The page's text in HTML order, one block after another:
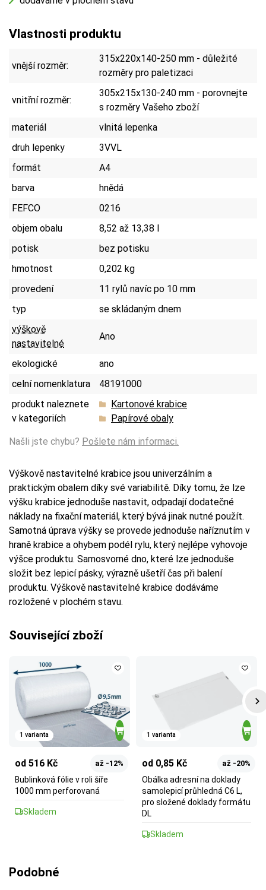
Vlastnosti produktu
vnější rozměr:
315x220x140-250 mm - důležité
rozměry pro paletizaci
vnitřní rozměr:
305x215x130-240 mm - porovnejte
s rozměry Vašeho zboží
materiál
vlnitá lepenka
druh lepenky
3VVL
formát
A4
barva
hnědá
FEFCO
0216
objem obalu
8,52 až 13,38 l
potisk
bez potisku
hmotnost
0,202 kg
provedení
11 rylů navíc po 10 mm
typ
se skládaným dnem
výškově
nastavitelné
Ano
ekologické
ano
celní nomenklatura
48191000
produkt naleznete
v kategoriích
Kartonové krabice
Papírové obaly
Našli jste chybu? Pošlete nám informaci.
Výškově nastavitelné krabice jsou univerzálním a
praktickým obalem díky své variabilitě. Díky tomu, že lze
výšku krabice jednoduše nastavit, odpadají dodatečné
náklady na fixační materiál, který bývá jinak nutné použít.
Samotná úprava výšky se provede jednoduše naříznutím v
hraně krabice a ohybem podél rylu, který nejlépe vyhovoje
výšce produktu. Samosvorné dno, které lze jednoduše
složit bez lepicí pásky, výrazně ušetří čas při balení
produktu. Výškově nastavitelné krabice dodáváme
rozložené v plochém stavu.
Související zboží
1 varianta
od 516 Kč až -12%
Bublinková fólie v roli šíře
1000 mm perforovaná
Skladem
1 varianta
od 0,85 Kč až -20%
Obálka adresní na doklady
samolepicí průhledná C6 L,
pro složené doklady formátu
DL
Skladem
Podobné